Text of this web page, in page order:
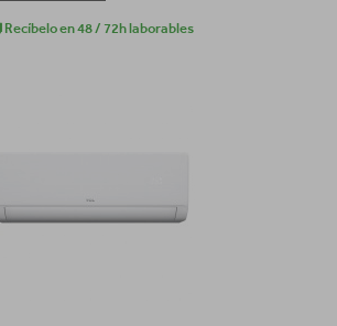
Recíbelo en 48 / 72h laborables